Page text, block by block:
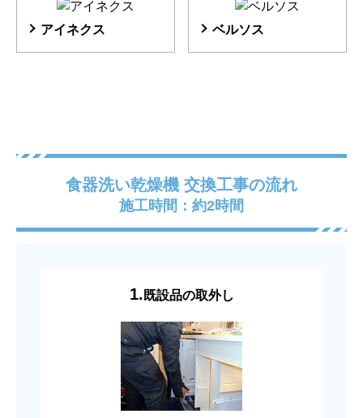
アイネクス ベルソス
食器洗い乾燥機 交換工事の流れ
施工時間：約2時間
1. 既設品の取外し